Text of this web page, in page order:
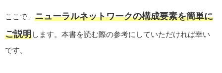
ここで、 ニューラルネットワークの構成要素を簡単に
ご説明します。本書を読む際の参考にしていただければ幸い
です。